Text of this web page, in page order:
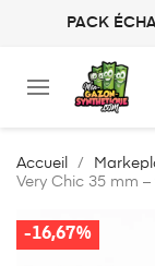
PACK
Accueil
Very Chic 35 mm
-16,67%
-16,67%